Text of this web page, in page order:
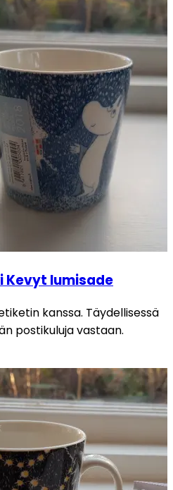
Kevyt lumisade
kanssa. Täydellisessä
postikuluja vastaan.